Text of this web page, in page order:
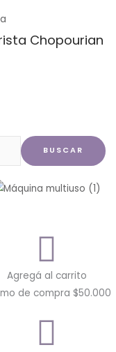
Chopourian
BUSCAR
Agregá al carrito
de compra $50.000